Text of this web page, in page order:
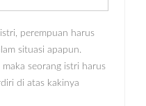
perempuan harus
situasi apapun.
seorang istri harus
di atas kakinya